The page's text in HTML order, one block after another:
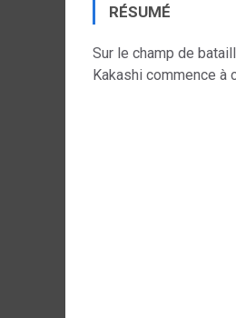
RÉSUMÉ
Sur le champ de
Kakashi commence à